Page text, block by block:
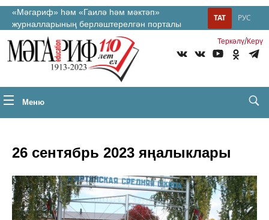
«Мәгариф» һәм «Гаилә һәм мәктәп»
журналларының берләштерелгән порталы
РУС
ТАТ
Теркəлү/Керү
Меню
26 сентябрь 2023 яңалыклары